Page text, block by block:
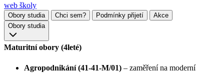
web školy
Obory studia Chci sem? Podmínky přijetí
Akce
Obory studia
Maturitní obory (4leté)
Agropodnikání (41-41-M/01) – zaměření na moderní